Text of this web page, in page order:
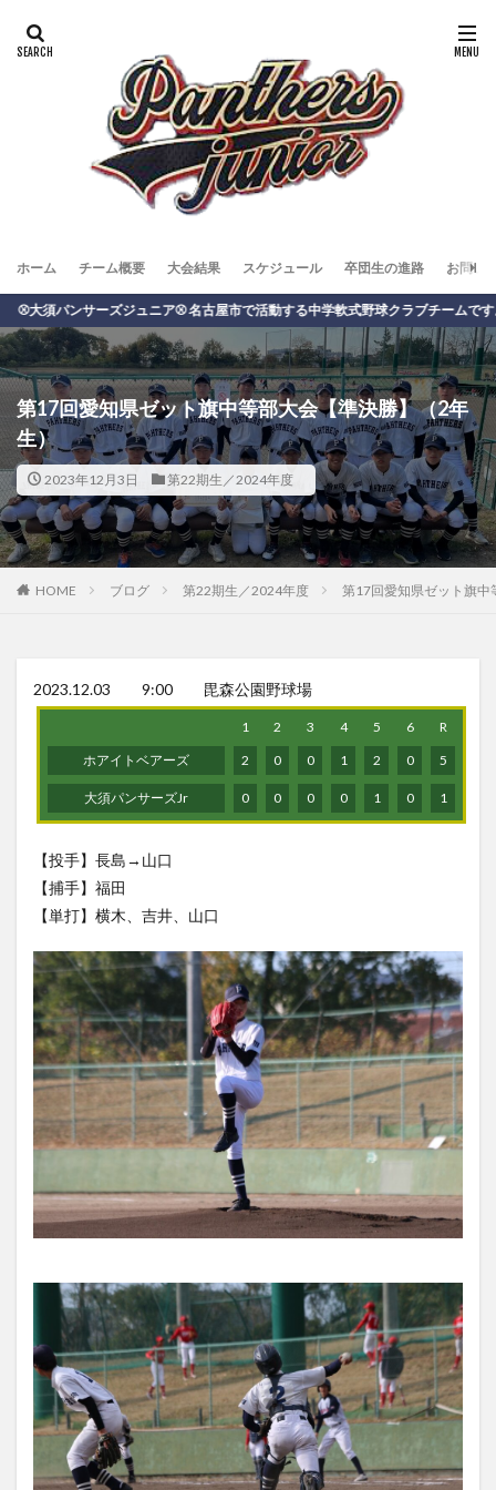
ホーム チーム概要 大会結果 スケジュール 卒団生の進路 お問い
サーズジュニア⚾️ 名古屋市で活動する中学軟式野球クラブチームです。
第17回愛知県ゼット旗中等部大会【準決勝】（2年
生）
2023年12月3日 第22期生／2024年度
HOME ブログ 第22期生／2024年度 第17回愛知県ゼット旗
2023.12.03 9:00 毘森公園野球場
1 2 3 4 5 6
R
ホアイトベアーズ
2 0 0 1 2 0 5
大須パンサーズJr 0 0 0 0 1 0 1
【投手】長島→山口
【捕手】福田
【単打】横木、吉井、山口